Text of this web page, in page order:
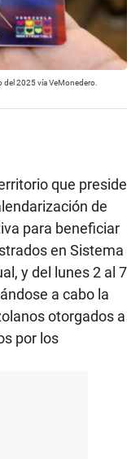
del 2025 vía VeMonedero.
que preside
de
para beneficiar
en Sistema
y del lunes 2 al 7
a cabo la
otorgados a
por los